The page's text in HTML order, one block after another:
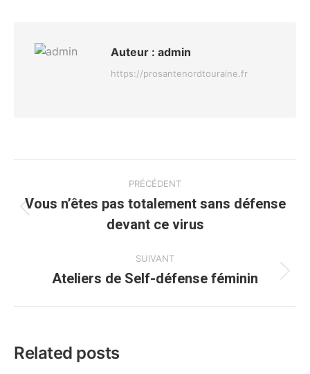
Auteur : admin
https://prosantenordtouraine.fr
Navigation
article
PRÉCÉDENT
précédent
Vous n’êtes pas totalement sans défense
devant ce virus
SUIVANT
Article
Ateliers de Self-défense féminin
Related posts